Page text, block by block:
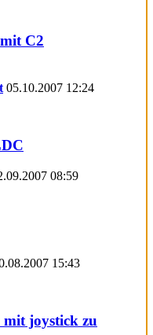
C2
05.10.2007 12:24
08:59
15:43
mit joystick zu